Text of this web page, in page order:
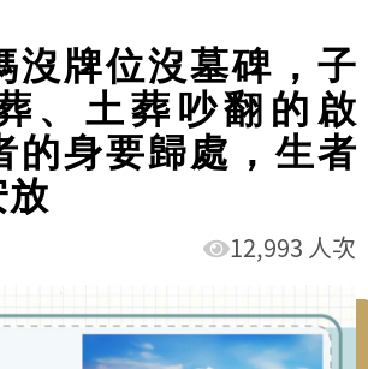
沒牌位沒墓碑，子
、土葬吵翻的啟
的身要歸處，生者
放
12,993 人次